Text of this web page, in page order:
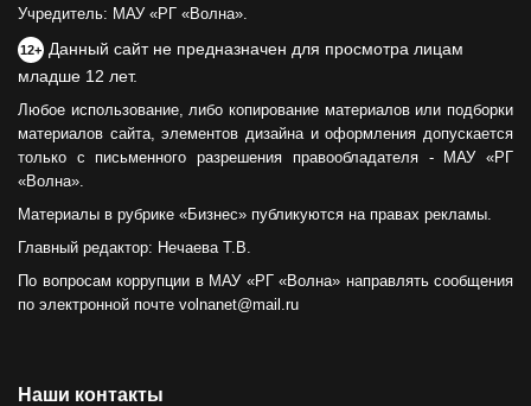
Учредитель: МАУ «РГ «Волна».
12+ Данный сайт не предназначен для просмотра лицам
младше 12 лет.
Любое использование, либо копирование материалов или подборки
материалов сайта, элементов дизайна и оформления допускается
только с письменного разрешения правообладателя - МАУ «РГ
«Волна».
Материалы в рубрике «Бизнес» публикуются на правах рекламы.
Главный редактор: Нечаева Т.В.
По вопросам коррупции в МАУ «РГ «Волна» направлять сообщения
по электронной почте volnanet@mail.ru
Наши контакты